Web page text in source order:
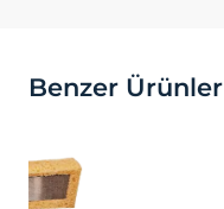
Benzer Ürünler